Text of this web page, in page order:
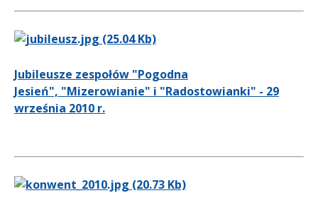
Jubileusze zespołów "Pogodna
Jesień", "Mizerowianie" i "Radostowianki" - 29
września 2010 r.